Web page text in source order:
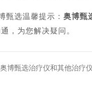
选温馨提示： 奥博甄
，为您解决疑问。
博甄选治疗仪和其他治疗